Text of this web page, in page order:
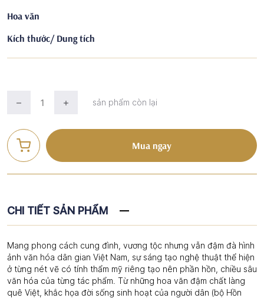
Hoa văn
Kích thước/ Dung tích
sản phẩm còn lại
Mua ngay
CHI TIẾT SẢN PHẨM
Mang phong cách cung đình, vương tộc nhưng vẫn đậm đà hình
ảnh văn hóa dân gian Việt Nam, sự sáng tạo nghệ thuật thể hiện
ở từng nét vẽ có tính thẩm mỹ riêng tạo nên phần hồn, chiều sâu
văn hóa của từng tác phẩm. Từ những hoa văn đậm chất làng
quê Việt, khắc họa đời sống sinh hoạt của người dân (bộ Hồn